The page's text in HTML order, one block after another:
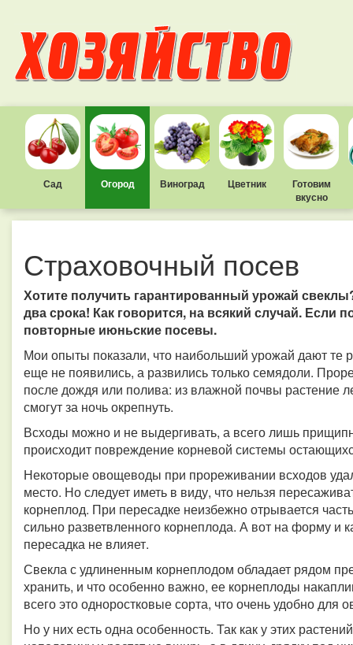
Сад Огород Виноград Цветник
Готовим
вкусно
Страховочный посев
Хотите получить гарантированный урожай
два срока! Как говорится, на всякий случай. Если
повторные июньские посевы.
Мои опыты показали, что наибольший урожай дают те
еще не появились, а развились только семядоли.
после дождя или полива: из влажной почвы растение
смогут за ночь окрепнуть.
Всходы можно и не выдергивать, а всего лишь
происходит повреждение корневой системы
Некоторые овощеводы при прореживании всходов
место. Но следует иметь в виду, что нельзя
корнеплод. При пересадке неизбежно отрывается
сильно разветвленного корнеплода. А вот на форму и
пересадка не влияет.
Свекла с удлиненным корнеплодом обладает рядом
хранить, и что особенно важно, ее корнеплоды
всего это одноростковые сорта, что очень удобно для
Но у них есть одна особенность. Так как у этих